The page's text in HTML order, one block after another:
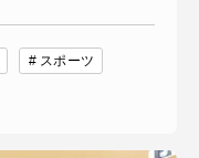
スポーツ